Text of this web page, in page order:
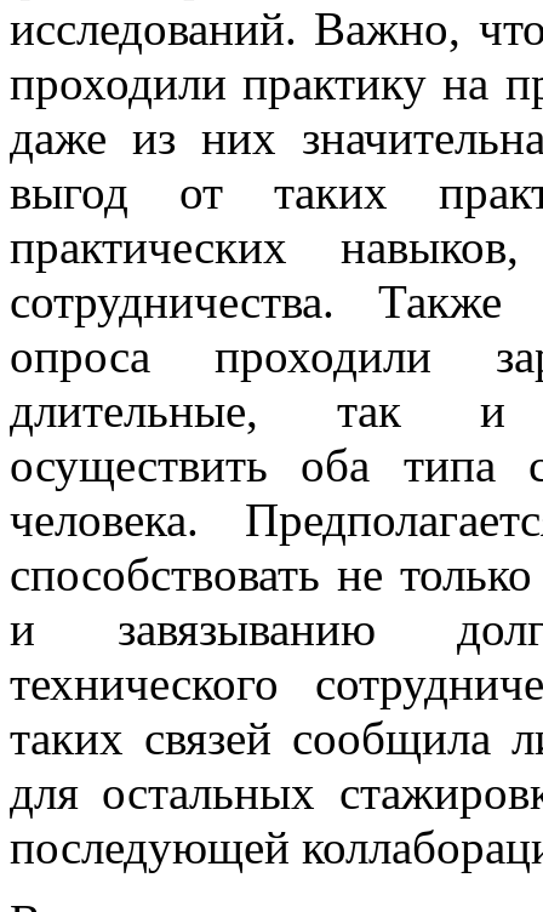
исследований. Важно,
проходили практику на
даже из них
выгод от таких
практических
сотрудничества.
опроса проходили
длительные, так и
осуществить оба типа
человека.
способствовать не
и завязыванию
технического
таких связей сообщила
для остальных
последующей